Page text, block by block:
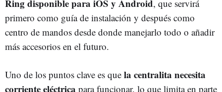
Ring disponible para iOS y Android, que servirá
primero como guía de instalación y después como
centro de mandos desde donde manejarlo todo o añadir
más accesorios en el futuro.
Uno de los puntos clave es que la centralita necesita
corriente eléctrica para funcionar, lo que limita en parte